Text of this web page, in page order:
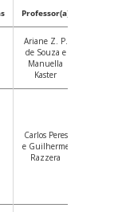
Professor(a)
Ariane Z. P.
de Souza e
Manuella
Kaster
Carlos Peres
e Guilherme
Razzera